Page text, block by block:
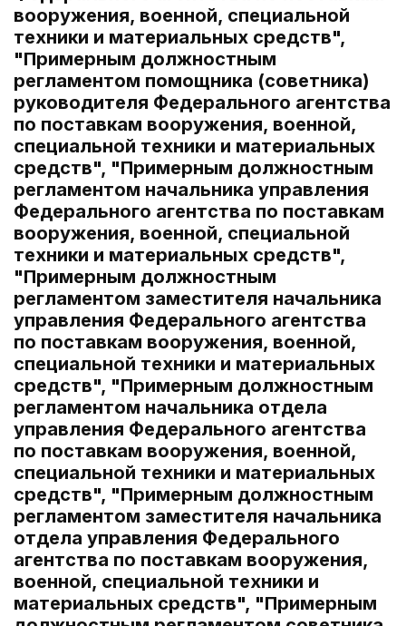
вооружения, военной, специальной
техники и материальных средств",
"Примерным должностным
регламентом помощника (советника)
руководителя Федерального агентства
по поставкам вооружения, военной,
специальной техники и материальных
средств", "Примерным должностным
регламентом начальника управления
Федерального агентства по поставкам
вооружения, военной, специальной
техники и материальных средств",
"Примерным должностным
регламентом заместителя начальника
управления Федерального агентства
по поставкам вооружения, военной,
специальной техники и материальных
средств", "Примерным должностным
регламентом начальника отдела
управления Федерального агентства
по поставкам вооружения, военной,
специальной техники и материальных
средств", "Примерным должностным
регламентом заместителя начальника
отдела управления Федерального
агентства по поставкам вооружения,
военной, специальной техники и
материальных средств", "Примерным